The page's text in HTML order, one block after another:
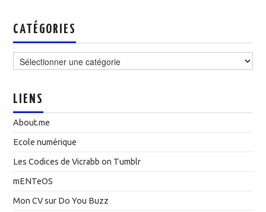
CATÉGORIES
LIENS
About.me
Ecole numérique
Les Codices de Vicrabb on Tumblr
mENTeOS
Mon CV sur Do You Buzz